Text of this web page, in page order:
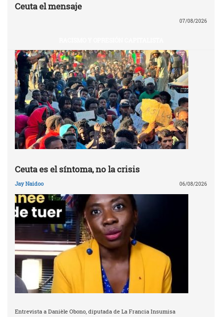
Ceuta el mensaje
07/08/2026
Ceuta es el síntoma, no la crisis
Jay Naidoo 06/08/2026
Entrevista a Danièle Obono, diputada de La Francia Insumisa